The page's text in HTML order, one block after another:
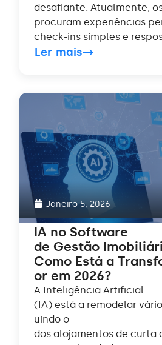
desafiante. Atualmente,
procuram experiências
check-ins simples e
Ler mais
Janeiro 5, 2026
IA no Software
de Gestão
Como Está a
or em 2026?
A Inteligência Artificial
(IA) está a remodelar
uindo o
dos alojamentos de curta